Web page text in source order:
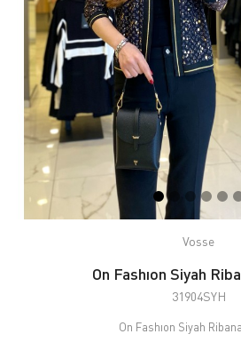
Vosse
On Fashıon Siyah
31904SYH
On Fashıon Siyah